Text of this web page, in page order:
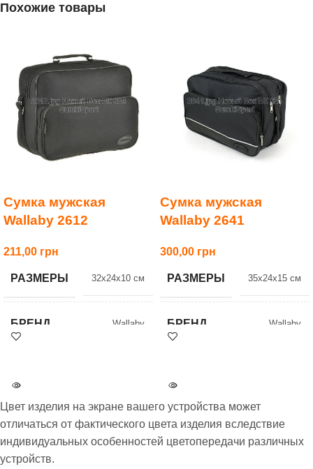
Похожие товары
Сумка мужская
Wallaby 2612
211,00
РАЗМЕРЫ 32x24x10 см
БРЕНД Wallaby
Сумка мужская
Wallaby 2641
300,00
РАЗМЕРЫ 35x24x15 см
БРЕНД Wallaby
Цвет изделия на экране вашего устройства может
отличаться от фактического цвета изделия вследствие
индивидуальных особенностей цветопередачи различных
устройств.